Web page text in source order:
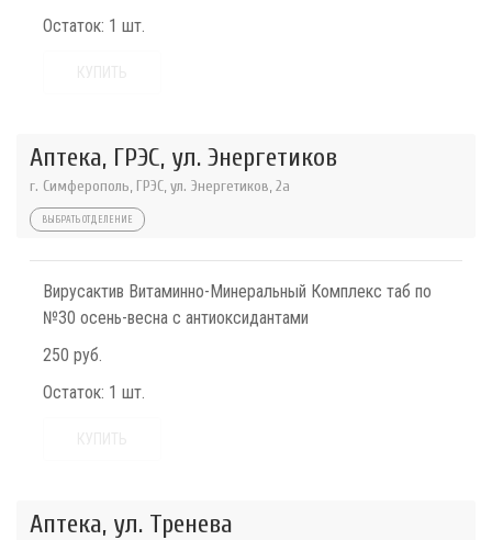
Остаток: 1 шт.
Аптека, ГРЭС, ул. Энергетиков
г. Симферополь, ГРЭС, ул. Энергетиков, 2а
ВЫБРАТЬ ОТДЕЛЕНИЕ
Вирусактив Витаминно-Минеральный Комплекс таб по
№30 осень-весна с антиоксидантами
250 руб.
Остаток: 1 шт.
Аптека, ул. Тренева